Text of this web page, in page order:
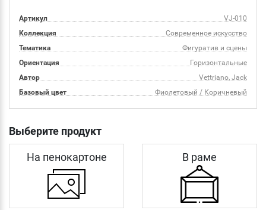
Артикул
VJ-010
Коллекция
Современное искусство
Тематика
Фигуратив и сцены
Ориентация
Горизонтальные
Автор
Vettriano, Jack
Базовый цвет
Фиолетовый / Коричневый
Выберите продукт
На пенокартоне В раме